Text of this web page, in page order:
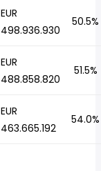
EUR
498.936.930
50.5%
EUR
488.858.820
51.5%
EUR
463.665.192
54.0%